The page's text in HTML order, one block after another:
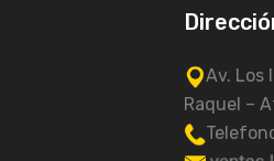
Av. Los
Raquel –